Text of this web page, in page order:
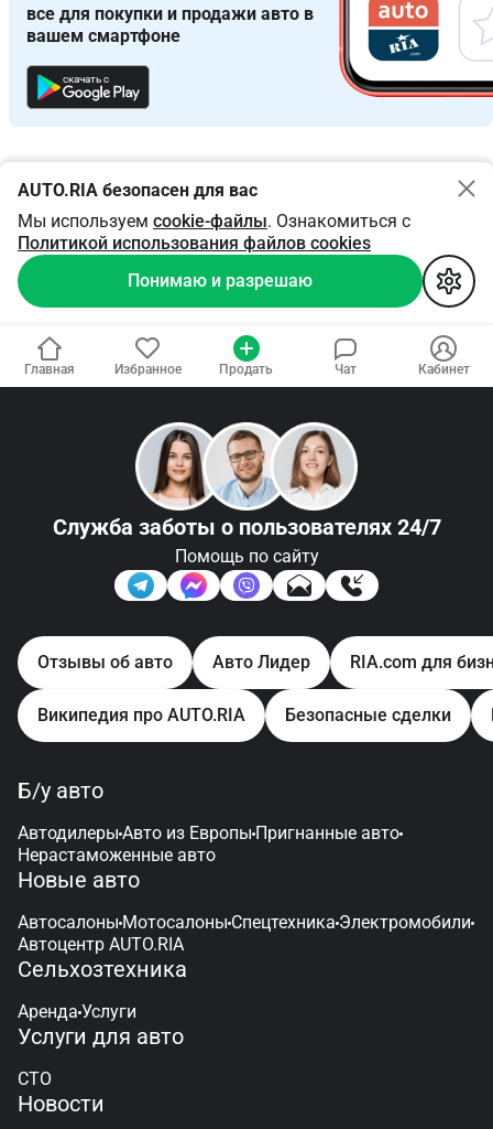
все для покупки и продажи авто в
вашем смартфоне
скачать с
AUTO.RIA безопасен для вас
Мы используем cookie-файлы. Ознакомиться с
Политикой использования файлов cookies
Понимаю и разрешаю
Главная Избранное Продать Чат Кабинет
Служба заботы о пользователях 24/7
Помощь по сайту
Отзывы об авто Авто Лидер RIA.com для
Википедия про AUTO.RIA Безопасные сделки
Б/у авто
Автодилеры Авто из Европы Пригнанные авто
Нерастаможенные авто
Услуги для авто
СТО
Новые авто
Автосалоны Мотосалоны Спецтехника Электромобили
Автоцентр AUTO.RIA
Новости
Сельхозтехника
Аренда Услуги